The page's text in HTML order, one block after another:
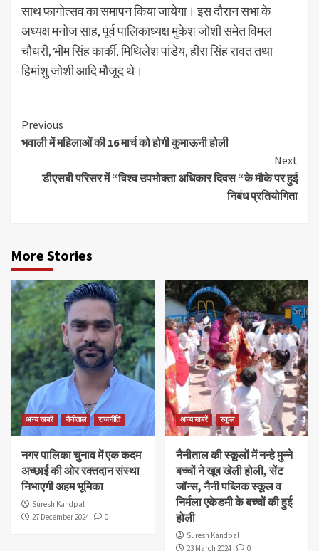
साथ फागोत्सव का समापन किया जायेगा। इस दौरान सभा के
अध्यक्ष मनोज साह, पूर्व पालिकाध्यक्ष मुकेश जोशी समेत विमल
चौधरी, भीम सिंह कार्की, मिथिलेश पांडेय, हीरा सिंह रावत तथा
हिमांशु जोशी आदि मौजूद थे।
Continue
Reading
Previous
भवाली में महिलाओं की 16 मार्च को होगी कुमाऊनी होली
Next
डीएसबी परिसर में “विश्व उपभोक्ता अधिकार दिवस “के मौके पर हुई
निबंध प्रतियोगिता
More Stories
अन्य खबरें नैनीताल राजनीति
नगर पालिका चुनाव में एक कदम
अच्छाई की ओर रक्तदान संस्था
निभाएगी अहम भूमिका
Suresh Kandpal
27 December 2024
0
अन्य खबरें स्कूल
नैनीताल की स्कूलों में नन्हे मुन्ने
बच्चों ने खूब खेली होली, सेंट
जॉन्स, नैनी पब्लिक स्कूल व
निर्मला एकेडमी के बच्चों की हुई
होली
Suresh Kandpal
23 March 2024
0